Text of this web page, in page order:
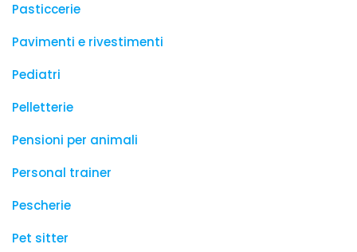
Pasticcerie
Pavimenti e rivestimenti
Pediatri
Pelletterie
Pensioni per animali
Personal trainer
Pescherie
Pet sitter